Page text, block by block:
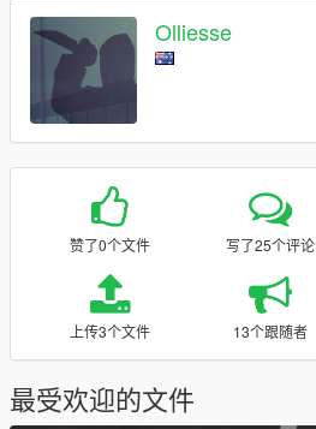
Olliesse
赞了0个文件 写了25个评论
上传3个文件 13个跟随者
最受欢迎的文件